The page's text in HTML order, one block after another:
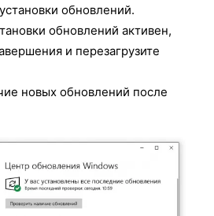
обновлений.
обновлений активен,
и перезагрузите
новых обновлений после